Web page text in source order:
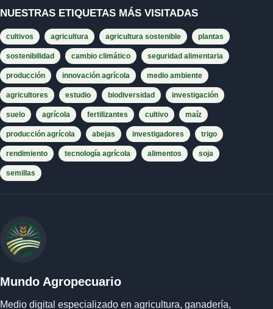
NUESTRAS ETIQUETAS MÁS VISITADAS
cultivos agricultura agricultura sostenible plantas
sostenibilidad cambio climático seguridad alimentaria
producción innovación agrícola medio ambiente
agricultores estudio biodiversidad investigación
suelo agrícola fertilizantes cultivo maíz
producción agrícola abejas investigadores trigo
rendimiento tecnología agrícola alimentos soja
semillas
Mundo Agropecuario
Medio digital especializado en agricultura, ganadería,